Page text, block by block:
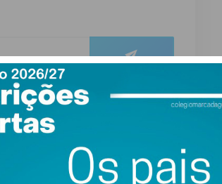
e condições